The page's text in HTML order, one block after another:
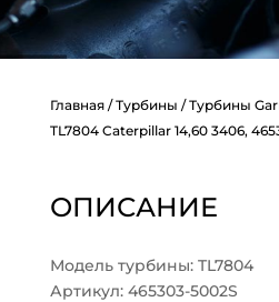
Главная/Турбины /Турбины
TL7804 Caterpillar 14,60 3406,
ОПИСАНИЕ
Модель турбины: TL7804
Артикул: 465303-5002S